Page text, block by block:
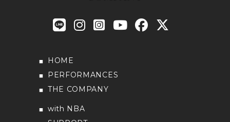
HOME
PERFORMANCES
THE COMPANY
with NBA